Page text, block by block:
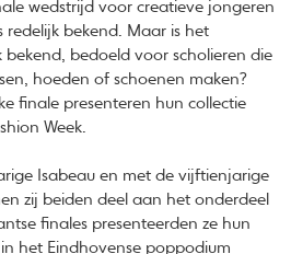
wedstrijd voor creatieve jongeren
bekend. Maar is het
bekend, bedoeld voor scholieren die
hoeden of schoenen maken?
finale presenteren hun collectie
Week.
Isabeau en met de vijftienjarige
zij beiden deel aan het onderdeel
finales presenteerden ze hun
het Eindhovense poppodium